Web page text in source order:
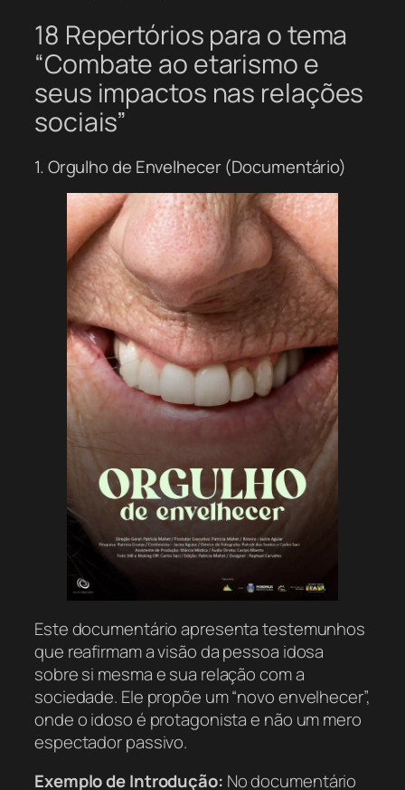
18 Repertórios para o tema
“Combate ao etarismo e
seus impactos nas relações
sociais”
1. Orgulho de Envelhecer (Documentário)
Este documentário apresenta testemunhos
que reafirmam a visão da pessoa idosa
sobre si mesma e sua relação com a
sociedade. Ele propõe um “novo envelhecer”,
onde o idoso é protagonista e não um mero
espectador passivo.
Exemplo de Introdução: No documentário